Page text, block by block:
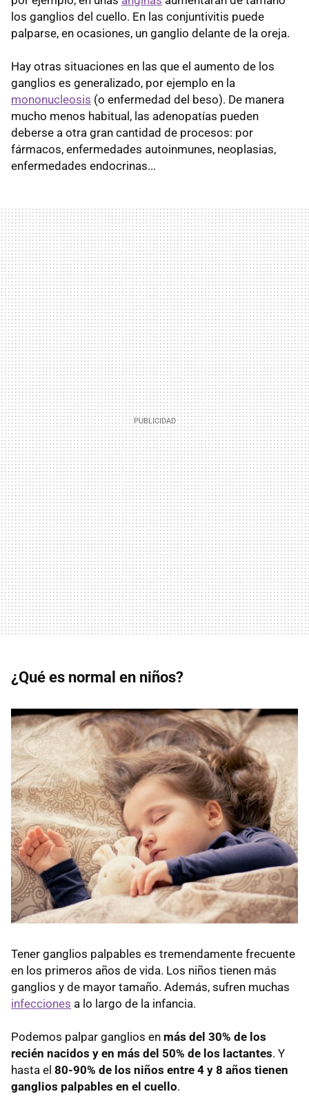
los ganglios del cuello. En las conjuntivitis puede
palparse, en ocasiones, un ganglio delante de la oreja.
Hay otras situaciones en las que el aumento de los
ganglios es generalizado, por ejemplo en la
mononucleosis (o enfermedad del beso). De manera
mucho menos habitual, las adenopatías pueden
deberse a otra gran cantidad de procesos: por
fármacos, enfermedades autoinmunes, neoplasias,
enfermedades endocrinas...
¿Qué es normal en niños?
Tener ganglios palpables es tremendamente frecuente
en los primeros años de vida. Los niños tienen más
ganglios y de mayor tamaño. Además, sufren muchas
infecciones a lo largo de la infancia.
Podemos palpar ganglios en más del 30% de los
recién nacidos y en más del 50% de los lactantes. Y
hasta el 80-90% de los niños entre 4 y 8 años tienen
ganglios palpables en el cuello.